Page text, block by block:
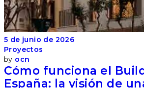
5 de junio de 2026
Proyectos
by ocn
Cómo funciona el
España: la visión de